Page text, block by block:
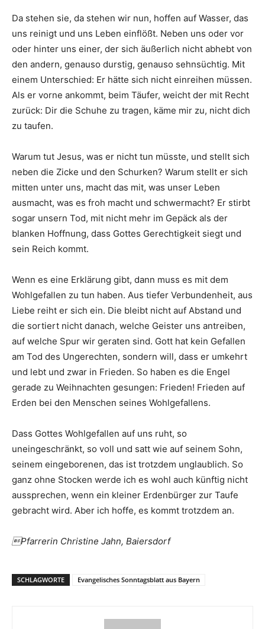
Da stehen sie, da stehen wir nun, hoffen auf Wasser, das
uns reinigt und uns Leben einflößt. Neben uns oder vor
oder hinter uns einer, der sich äußerlich nicht abhebt von
den andern, genauso durstig, genauso sehnsüchtig. Mit
einem Unterschied: Er hätte sich nicht einreihen müssen.
Als er vorne ankommt, beim Täufer, weicht der mit Recht
zurück: Dir die Schuhe zu tragen, käme mir zu, nicht dich
zu taufen.
Warum tut Jesus, was er nicht tun müsste, und stellt sich
neben die Zicke und den Schurken? Warum stellt er sich
mitten unter uns, macht das mit, was unser Leben
ausmacht, was es froh macht und schwermacht? Er stirbt
sogar unsern Tod, mit nicht mehr im Gepäck als der
blanken Hoffnung, dass Gottes Gerechtigkeit siegt und
sein Reich kommt.
Wenn es eine Erklärung gibt, dann muss es mit dem
Wohlgefallen zu tun haben. Aus tiefer Verbundenheit, aus
Liebe reiht er sich ein. Die bleibt nicht auf Abstand und
die sortiert nicht danach, welche Geister uns antreiben,
auf welche Spur wir geraten sind. Gott hat kein Gefallen
am Tod des Ungerechten, sondern will, dass er umkehrt
und lebt und zwar in Frieden. So haben es die Engel
gerade zu Weihnachten gesungen: Frieden! Frieden auf
Erden bei den Menschen seines Wohlgefallens.
Dass Gottes Wohlgefallen auf uns ruht, so
uneingeschränkt, so voll und satt wie auf seinem Sohn,
seinem eingeborenen, das ist trotzdem unglaublich. So
ganz ohne Stocken werde ich es wohl auch künftig nicht
aussprechen, wenn ein kleiner Erdenbürger zur Taufe
gebracht wird. Aber ich hoffe, es kommt trotzdem an.
Pfarrerin Christine Jahn, Baiersdorf
SCHLAGWORTE Evangelisches Sonntagsblatt aus Bayern